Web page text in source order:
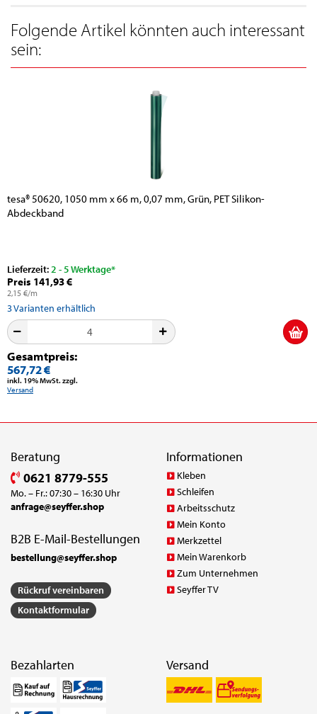
Folgende Artikel könnten auch interessant
sein:
tesa® 50620, 1050 mm x 66 m, 0,07 mm, Grün, PET Silikon-
Abdeckband
Lieferzeit:2 - 5 Werktage*
Preis 141,93 €
2,15 €/m
3Varianten erhältlich
Gesamtpreis:
567,72 €
inkl. 19% MwSt. zzgl.
Versand
Beratung
0621 8779-555
Mo. – Fr.: 07:30 – 16:30 Uhr
anfrage@seyffer.shop
B2B E-Mail-Bestellungen
bestellung@seyffer.shop
Rückruf vereinbaren
Kontaktformular
Informationen
Kleben
Schleifen
Arbeitsschutz
Mein Konto
Merkzettel
Mein Warenkorb
Zum Unternehmen
Seyffer TV
Bezahlarten Versand